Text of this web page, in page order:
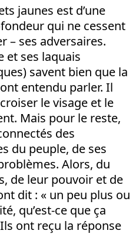
jaunes est d’une
qui ne cessent
– ses adversaires.
et ses laquais
savent bien que la
entendu parler. Il
le visage et le
Mais pour le reste,
des
du peuple, de ses
Alors, du
de leur pouvoir et de
dit : « un peu plus ou
qu’est-ce que ça
ont reçu la réponse